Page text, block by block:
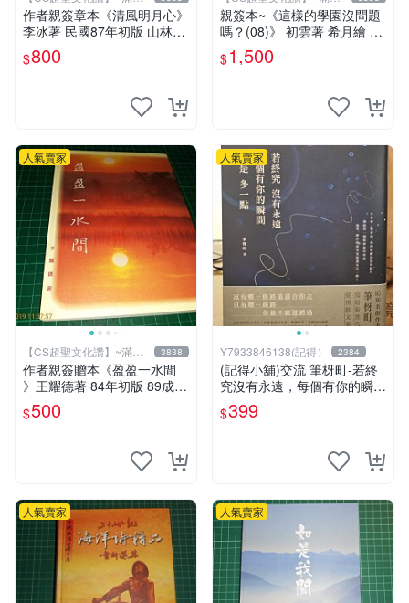
元送運
作者親簽章本《清風明月心》
李冰著 民國87年初版 山林書
局出版 書緣有微斑 【CS 超
聖文化讚】
$800
元送運
親簽本~《這樣的學園沒問題
嗎？(08)》 初雲著 希月繪 飛
燕文創 書況新【CS超聖文化
2讚】
$1,500
人氣賣家
【CS超聖文化讚】~滿千
元送運
3838
作者親簽贈本《盈盈一水間
》王耀德著 84年初版 89成新
【CS超聖文化讚】
$500
人氣賣家
Y7933846138(記得） 2384
(記得小舖)交流 筆枒町-若終
究沒有永遠，每個有你的瞬間
都是多一點【限量作者親簽
版】換張景嵐成語蕎辜莞允等
$399
人氣賣家 人氣賣家